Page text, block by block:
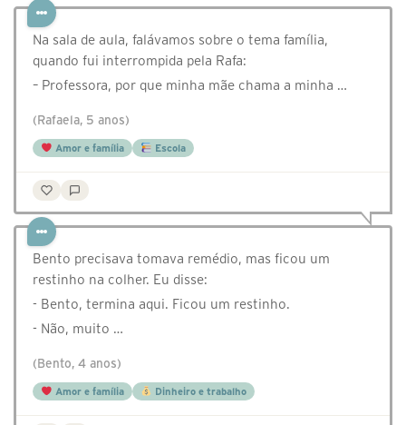
Na sala de aula, falávamos sobre o tema família,
quando fui interrompida pela Rafa:
– Professora, por que minha mãe chama a minha …
(Rafaela, 5 anos)
Amor e família Escola
Bento precisava tomava remédio, mas ficou um
restinho na colher. Eu disse:
- Bento, termina aqui. Ficou um restinho.
- Não, muito …
(Bento, 4 anos)
Amor e família Dinheiro e trabalho